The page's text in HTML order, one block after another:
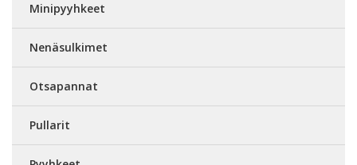
Minipyyhkeet
Nenäsulkimet
Otsapannat
Pullarit